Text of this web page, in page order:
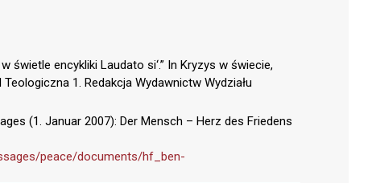
świetle encykliki Laudato si‘.” In Kryzys w świecie,
1. Redakcja Wydawnictw Wydziału
(1. Januar 2007): Der Mensch – Herz des Friedens
peace/documents/hf_ben-